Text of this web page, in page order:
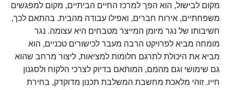
מקום לבישול, הוא הפך למרכז החיים הביתיים, מקום למפגשים
משפחתיים, אירוח חברים, ואפילו עבודה מהבית. בהתאם לכך,
חשיבותו של נגר מיומן המייצר מטבחים היא עצומה. נגר
מומחה מביא לפרויקט הרבה מעבר לכישורים טכניים, הוא
מביא את היכולת לתרגם חלומות למציאות, ליצור מרחב שהוא
גם שימושי וגם מהמם, המותאם בדיוק לצרכי הלקוח ולסגנון
חייו. זוהי מלאכת מחשבת המשלבת תכנון מדוקדק, בחירת